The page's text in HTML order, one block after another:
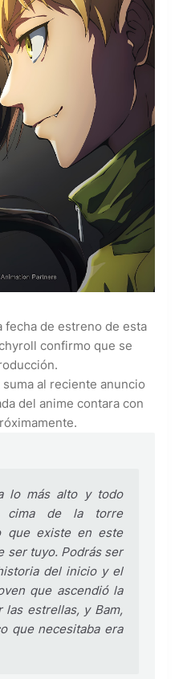
fecha de estreno de esta
confirmo que se
al reciente anuncio
del anime contara con
lo más alto y todo
cima de la torre
que existe en este
ser tuyo. Podrás ser
del inicio y el
que ascendió la
estrellas, y Bam,
que necesitaba era